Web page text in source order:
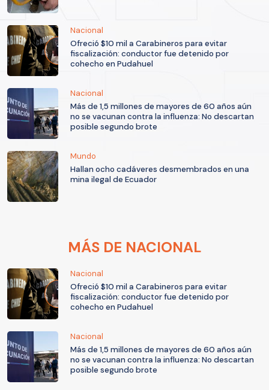
Nacional
Ofreció $10 mil a Carabineros para evitar
fiscalización: conductor fue detenido por
cohecho en Pudahuel
Nacional
Más de 1,5 millones de mayores de 60 años aún
no se vacunan contra la influenza: No descartan
posible segundo brote
Mundo
Hallan ocho cadáveres desmembrados en una
mina ilegal de Ecuador
MÁS DE NACIONAL
Nacional
Ofreció $10 mil a Carabineros para evitar
fiscalización: conductor fue detenido por
cohecho en Pudahuel
Nacional
Más de 1,5 millones de mayores de 60 años aún
no se vacunan contra la influenza: No descartan
posible segundo brote